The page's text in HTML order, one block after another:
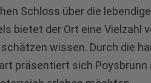
Schloss über die
bietet der Ort eine Vielzahl
wissen. Durch die
präsentiert sich